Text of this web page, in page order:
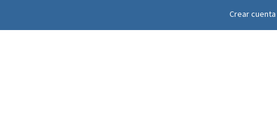
Crear cuenta